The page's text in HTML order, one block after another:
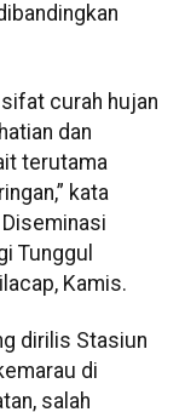
curah hujan
dan
terutama
kata
Tunggul
Kamis.
dirilis Stasiun
di
salah